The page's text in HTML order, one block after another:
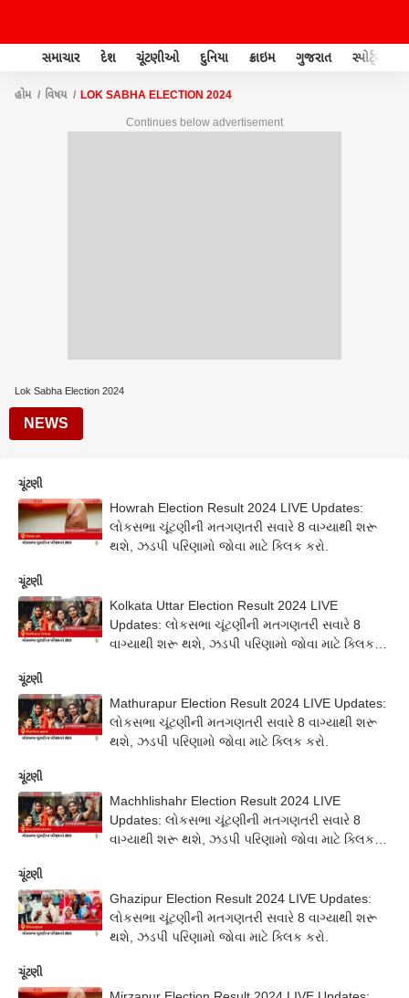
સમાચાર દેશ ચૂંટણીઓ દુનિયા ક્રાઇમ ગુજરાત સ્પોર્ટ્સ
હોમ વિષય LOK SABHA ELECTION 2024
Continues below advertisement
Lok Sabha Election 2024
NEWS
ચૂંટણી
Howrah Election Result 2024 LIVE Updates:
લોકસભા ચૂંટણીની મતગણતરી સવારે 8 વાગ્યાથી શરૂ
થશે, ઝડપી પરિણામો જોવા માટે ક્લિક કરો.
ચૂંટણી
Kolkata Uttar Election Result 2024 LIVE
Updates: લોકસભા ચૂંટણીની મતગણતરી સવારે 8
વાગ્યાથી શરૂ થશે, ઝડપી પરિણામો જોવા માટે ક્લિક
ચૂંટણી
Mathurapur Election Result 2024 LIVE Updates:
લોકસભા ચૂંટણીની મતગણતરી સવારે 8 વાગ્યાથી શરૂ
થશે, ઝડપી પરિણામો જોવા માટે ક્લિક કરો.
ચૂંટણી
Machhlishahr Election Result 2024 LIVE
Updates: લોકસભા ચૂંટણીની મતગણતરી સવારે 8
વાગ્યાથી શરૂ થશે, ઝડપી પરિણામો જોવા માટે ક્લિક
ચૂંટણી
Ghazipur Election Result 2024 LIVE Updates:
લોકસભા ચૂંટણીની મતગણતરી સવારે 8 વાગ્યાથી શરૂ
થશે, ઝડપી પરિણામો જોવા માટે ક્લિક કરો.
ચૂંટણી